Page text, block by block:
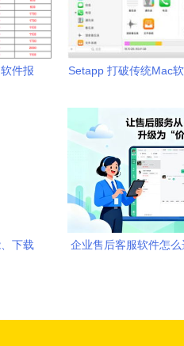
件报
Setapp 打破传统Mac
下载
企业售后客服软件怎么